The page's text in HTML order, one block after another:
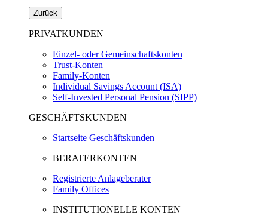
Zurück
PRIVATKUNDEN
Einzel- oder Gemeinschaftskonten
Trust-Konten
Family-Konten
Individual Savings Account (ISA)
Self-Invested Personal Pension (SIPP)
GESCHÄFTSKUNDEN
Startseite Geschäftskunden
BERATERKONTEN
Registrierte Anlageberater
Family Offices
INSTITUTIONELLE KONTEN